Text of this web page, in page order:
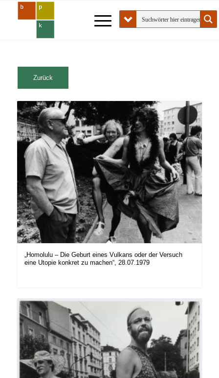
„Homolulu – Die Geburt eines Vulkans oder der Versuch
eine Utopie konkret zu machen“, 28.07.1979